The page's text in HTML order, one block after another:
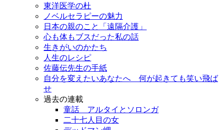
東洋医学の杜
ノベルセラピーの魅力
日本の親のこと「遠隔介護」
心も体もブスだった私の話
生きがいのかたち
人生のレシピ
佐藤伝先生の手紙
自分を変えたいあなたへ 何が起きても笑い飛ば
せ
過去の連載
童話 アルタイとソロンガ
二十七人目の女